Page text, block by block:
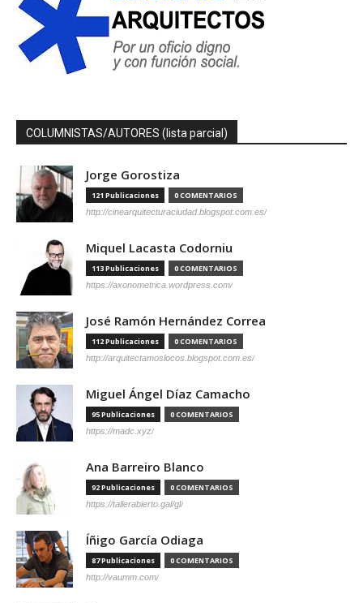
COLUMNISTAS/AUTORES (lista parcial)
Jorge Gorostiza
121 Publicaciones 0 COMENTARIOS
http://cinearquitecturaciudad.blogspot.com.es/
Miquel Lacasta Codorniu
113 Publicaciones 0 COMENTARIOS
https://axonometrica.wordpress.com/
José Ramón Hernández Correa
112 Publicaciones 0 COMENTARIOS
http://arquitectamoslocos.blogspot.com.es/
Miguel Ángel Díaz Camacho
95 Publicaciones 0 COMENTARIOS
https://madc.xyz/
Ana Barreiro Blanco
92 Publicaciones 0 COMENTARIOS
https://tallerabierto.gal/gl/
Íñigo García Odiaga
87 Publicaciones 0 COMENTARIOS
http://vaumm.com/